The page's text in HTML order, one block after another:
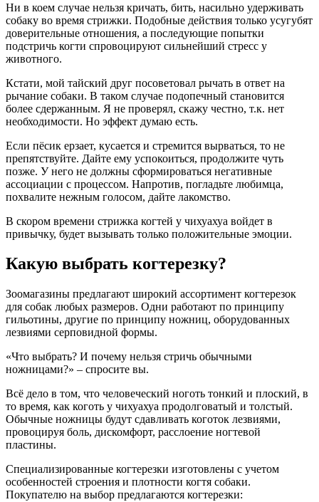
Ни в коем случае нельзя кричать, бить, насильно удерживать
собаку во время стрижки. Подобные действия только усугубят
доверительные отношения, а последующие попытки
подстричь когти спровоцируют сильнейший стресс у
животного.
Кстати, мой тайский друг посоветовал рычать в ответ на
рычание собаки. В таком случае подопечный становится
более сдержанным. Я не проверял, скажу честно, т.к. нет
необходимости. Но эффект думаю есть.
Если пёсик ерзает, кусается и стремится вырваться, то не
препятствуйте. Дайте ему успокоиться, продолжите чуть
позже. У него не должны сформироваться негативные
ассоциации с процессом. Напротив, погладьте любимца,
похвалите нежным голосом, дайте лакомство.
В скором времени стрижка когтей у чихуахуа войдет в
привычку, будет вызывать только положительные эмоции.
Какую выбрать когтерезку?
Зоомагазины предлагают широкий ассортимент когтерезок
для собак любых размеров. Одни работают по принципу
гильотины, другие по принципу ножниц, оборудованных
лезвиями серповидной формы.
«Что выбрать? И почему нельзя стричь обычными
ножницами?» – спросите вы.
Всё дело в том, что человеческий ноготь тонкий и плоский, в
то время, как коготь у чихуахуа продолговатый и толстый.
Обычные ножницы будут сдавливать коготок лезвиями,
провоцируя боль, дискомфорт, расслоение ногтевой
пластины.
Специализированные когтерезки изготовлены с учетом
особенностей строения и плотности когтя собаки.
Покупателю на выбор предлагаются когтерезки: